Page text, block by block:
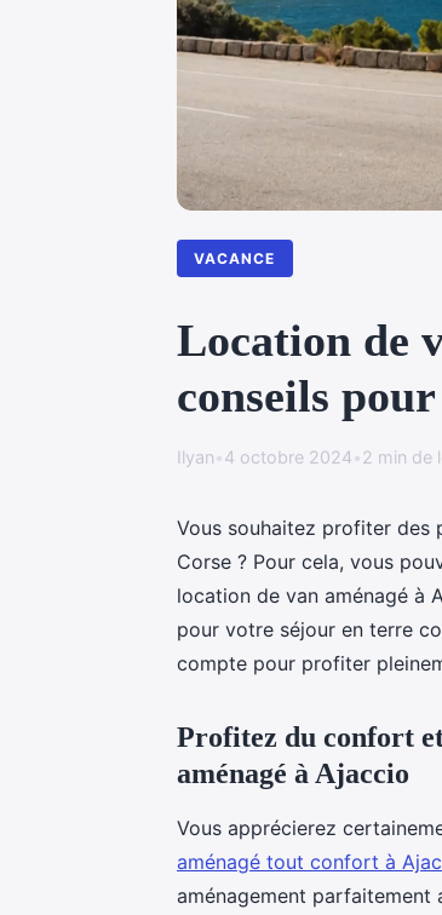
VACANCE
Location de
conseils
Ilyan•4 octobre 2024•2 min de
Vous souhaitez profiter des
Corse ? Pour cela, vous
location de van aménagé à
pour votre séjour en terre
compte pour profiter
Profitez du confort
aménagé à Ajaccio
Vous apprécierez
aménagé tout confort à
aménagement parfaitement